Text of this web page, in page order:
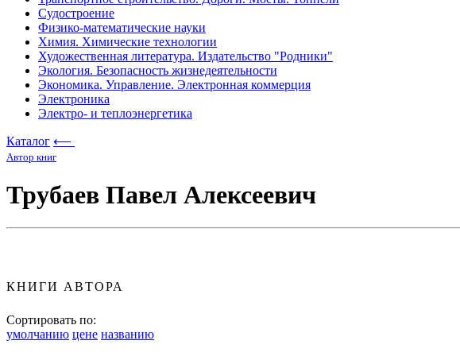
Судостроение
Физико-математические науки
Химия. Химические технологии
Художественная литература. Издательство "Родники"
Экология. Безопасность жизнедеятельности
Экономика. Управление. Электронная коммерция
Электроника
Электро- и теплоэнергетика
Каталог ⟵
Автор книг
Трубаев Павел Алексеевич
КНИГИ АВТОРА
Сортировать по:
умолчанию цене названию